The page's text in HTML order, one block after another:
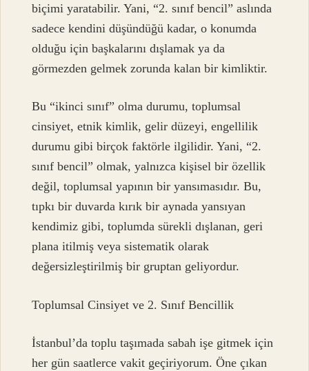
biçimi yaratabilir. Yani, “2. sınıf bencil” aslında
sadece kendini düşündüğü kadar, o konumda
olduğu için başkalarını dışlamak ya da
görmezden gelmek zorunda kalan bir kimliktir.
Bu “ikinci sınıf” olma durumu, toplumsal
cinsiyet, etnik kimlik, gelir düzeyi, engellilik
durumu gibi birçok faktörle ilgilidir. Yani, “2.
sınıf bencil” olmak, yalnızca kişisel bir özellik
değil, toplumsal yapının bir yansımasıdır. Bu,
tıpkı bir duvarda kırık bir aynada yansıyan
kendimiz gibi, toplumda sürekli dışlanan, geri
plana itilmiş veya sistematik olarak
değersizleştirilmiş bir gruptan geliyordur.
Toplumsal Cinsiyet ve 2. Sınıf Bencillik
İstanbul’da toplu taşımada sabah işe gitmek için
her gün saatlerce vakit geçiriyorum. Öne çıkan